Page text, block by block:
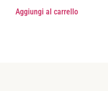
Aggiungi al carrello